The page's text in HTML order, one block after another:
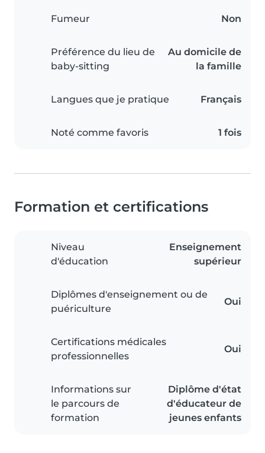
Fumeur Non
Préférence du lieu de
baby-sitting
Au domicile de
la famille
Langues que je pratique Français
Noté comme favoris 1 fois
Formation et certifications
Niveau
d'éducation
Enseignement
supérieur
Diplômes d'enseignement ou de
puériculture
Oui
Certifications médicales
professionnelles
Oui
Informations sur
le parcours de
formation
Diplôme d'état
d'éducateur de
jeunes enfants